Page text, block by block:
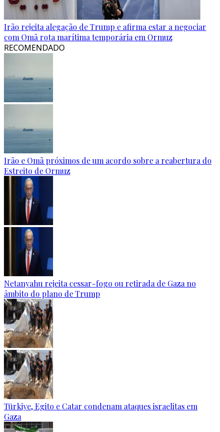
Irão rejeita alegação de Trump e afirma estar a negociar
com Omã rota marítima temporária em Ormuz
RECOMENDADO
Irão e Omã próximos de um acordo sobre a reabertura do
Estreito de Ormuz
Netanyahu rejeita cessar-fogo ou retirada de Gaza no
âmbito do plano de Trump
Türkiye, Egito e Catar condenam ataques israelitas em
Gaza